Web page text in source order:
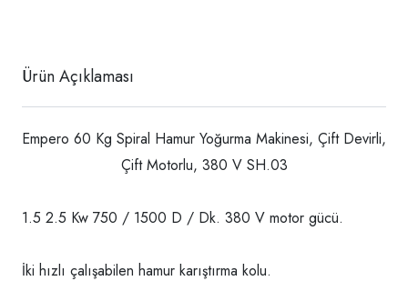
Ürün Açıklaması
Empero 60 Kg Spiral Hamur Yoğurma Makinesi, Çift Devirli,
Çift Motorlu, 380 V SH.03
1.5 2.5 Kw 750 / 1500 D / Dk. 380 V motor gücü.
İki hızlı çalışabilen hamur karıştırma kolu.